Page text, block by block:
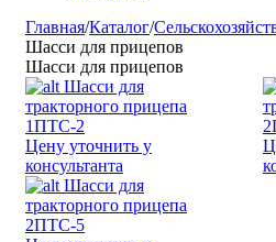
Главная/Каталог/
Шасси для прицепов
Шасси для прицепов
Шасси для
тракторного прицепа
1ПТС-2
Цену уточнить у
консультанта
Шасси для
тракторного прицепа
2ПТС-5